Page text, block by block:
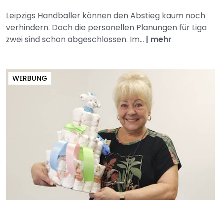
Leipzigs Handballer können den Abstieg kaum noch
verhindern. Doch die personellen Planungen für Liga
zwei sind schon abgeschlossen. Im... | mehr
WERBUNG